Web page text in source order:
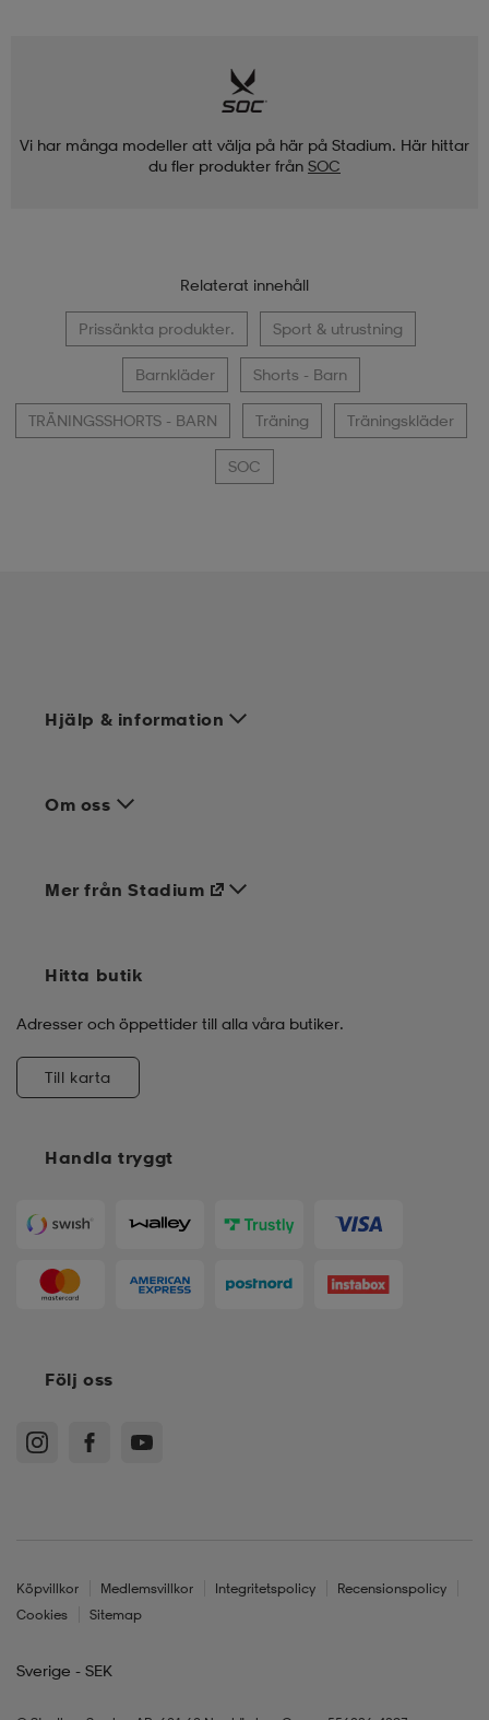
Vi har många modeller att välja på här på Stadium. Här hittar
du fler produkter från SOC
Relaterat innehåll
Prissänkta produkter. Sport & utrustning
Barnkläder Shorts - Barn
TRÄNINGSSHORTS - BARN Träning Träningskläder
SOC
Hjälp & information
Om oss
Handla tryggt
Mer från Stadium
Hitta butik
Adresser och öppettider till alla våra butiker.
Till karta
Följ oss
Köpvillkor Medlemsvillkor Integritetspolicy
Recensionspolicy
Cookies
Sitemap
Sverige - SEK